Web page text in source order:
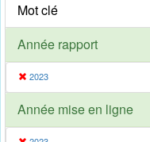
Mot clé
Année rapport
2023
Année mise en ligne